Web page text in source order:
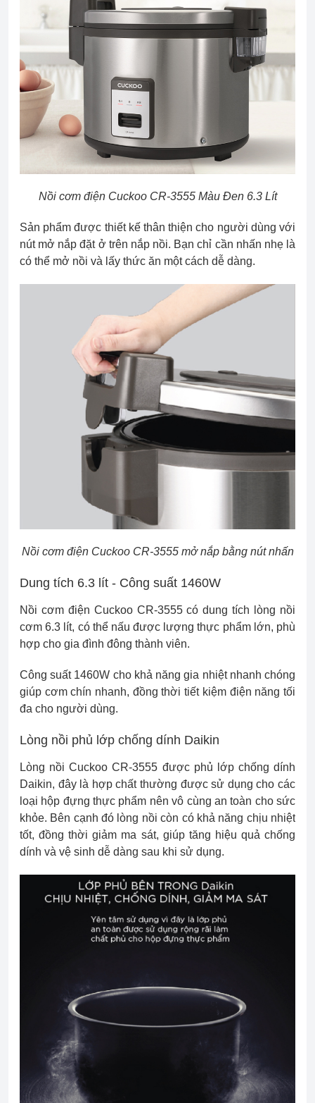
Nồi cơm điện Cuckoo CR-3555 Màu Đen 6.3 Lít
Sản phẩm được thiết kế thân thiện cho người dùng với
nút mở nắp đặt ở trên nắp nồi. Bạn chỉ cần nhấn nhẹ là
có thể mở nồi và lấy thức ăn một cách dễ dàng.
Nồi cơm điện Cuckoo CR-3555 mở nắp bằng nút nhấn
Dung tích 6.3 lít - Công suất 1460W
Nồi cơm điện Cuckoo CR-3555 có dung tích lòng nồi
cơm 6.3 lít, có thể nấu được lượng thực phẩm lớn, phù
hợp cho gia đình đông thành viên.
Công suất 1460W cho khả năng gia nhiệt nhanh chóng
giúp cơm chín nhanh, đồng thời tiết kiệm điện năng tối
đa cho người dùng.
Lòng nồi phủ lớp chống dính Daikin
Lòng nồi Cuckoo CR-3555 được phủ lớp chống dính
Daikin, đây là hợp chất thường được sử dụng cho các
loại hộp đựng thực phẩm nên vô cùng an toàn cho sức
khỏe. Bên cạnh đó lòng nồi còn có khả năng chịu nhiệt
tốt, đồng thời giảm ma sát, giúp tăng hiệu quả chống
dính và vệ sinh dễ dàng sau khi sử dụng.